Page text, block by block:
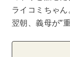
ライコミちゃん
翌朝、義母が”